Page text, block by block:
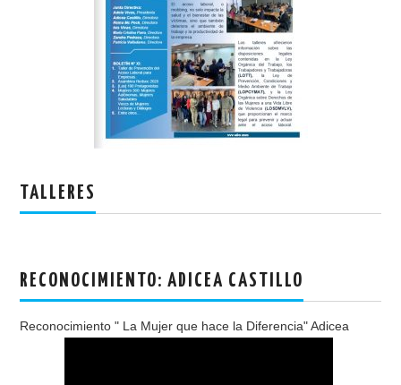
TALLERES
RECONOCIMIENTO: ADICEA CASTILLO
Reconocimiento " La Mujer que hace la Diferencia" Adicea